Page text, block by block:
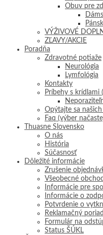
Obuv pre
VÝŽIVOVÉ
ZĽAVY/AKCIE
Poradňa
Zdravotné potiaže
Neurológia
Lymfológia
Kontakty
Príbehy s krídlami
Opýtajte sa
Faq (výber
Thuasne Slovensko
O nás
História
Súčasnosť
Dôležité informácie
Zrušenie
Všeobecné
Informácie pre
Informácie o
Potvrdenie o
Reklamačný
Formulár na
Status ŠÚKL